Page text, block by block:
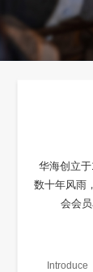
华海创立
数十年风雨
会会
Introduce